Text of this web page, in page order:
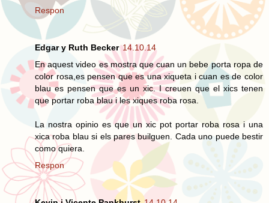
Respon
Edgar y Ruth Becker 14.10.14
En aquest video es mostra que cuan un bebe porta ropa de
color rosa,es pensen que es una xiqueta i cuan es de color
blau es pensen que es un xic. I creuen que el xics tenen
que portar roba blau i les xiques roba rosa.
La nostra opinio es que un xic pot portar roba rosa i una
xica roba blau si els pares builguen. Cada uno puede bestir
como quiera.
Respon